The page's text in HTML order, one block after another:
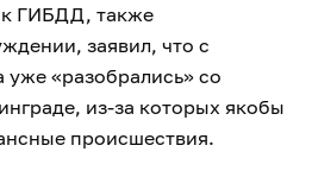
ГИБДД, также
заявил, что с
«разобрались» со
из-за которых якобы
происшествия.